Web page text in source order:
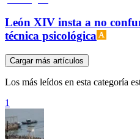
León XIV insta a no
técnica psicológica
Cargar más artículos
Los más leídos en esta categoría
1